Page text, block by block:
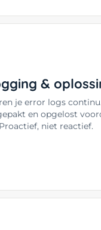
&
je error logs
en opgelost
niet reactief.